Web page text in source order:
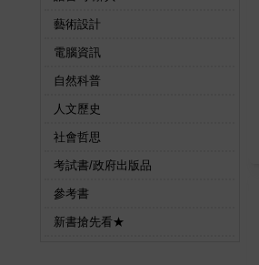
藝術設計
電腦資訊
自然科普
人文歷史
社會哲思
考試書/政府出版品
參考書
新書搶先看★